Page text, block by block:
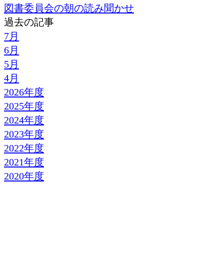
図書委員会の朝の読み聞かせ
過去の記事
7月
6月
5月
4月
2026年度
2025年度
2024年度
2023年度
2022年度
2021年度
2020年度